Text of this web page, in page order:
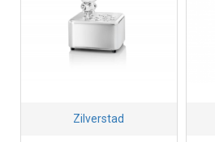
Zilverstad